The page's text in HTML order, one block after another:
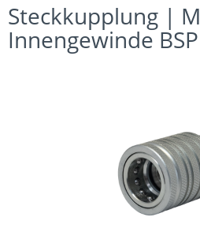
Steckkupplung |
Innengewinde BSP